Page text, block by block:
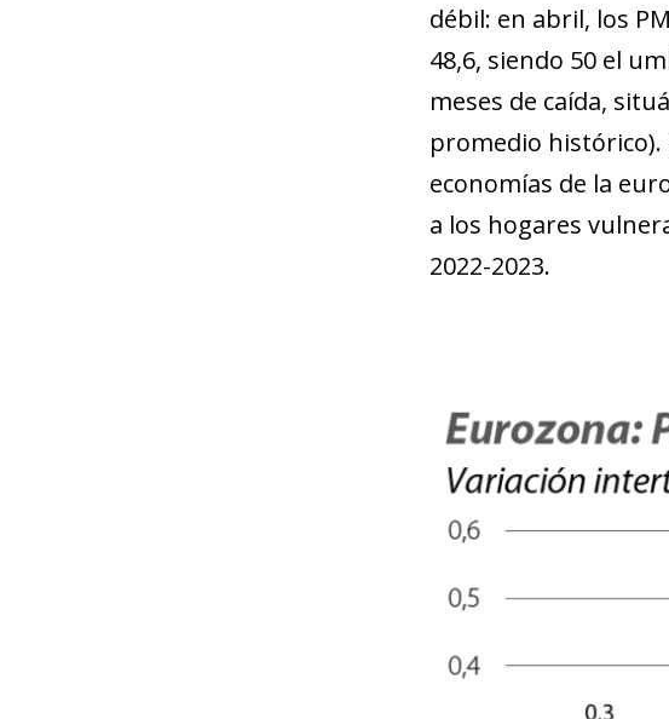
débil: en abril, los
48,6, siendo 50 el
meses de caída,
promedio
economías de la
a los hogares
2022-2023.